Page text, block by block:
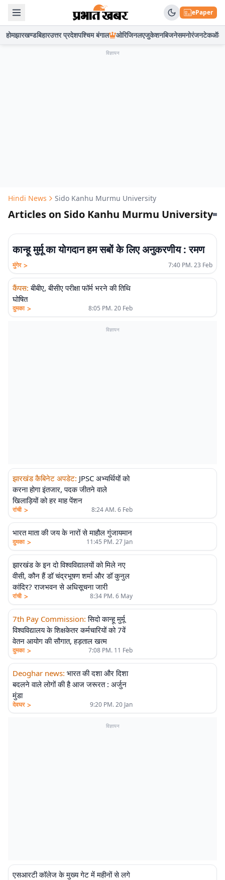
ePaper
होमझारखण्डबिहारउत्तर प्रदेशपश्चिम बंगाल ओरिजिनलएजुकेशनबिजनेसमनोरंजनटेकऑटो
विज्ञापन
Hindi News Sido Kanhu Murmu University
Articles on Sido Kanhu Murmu University
कान्हू मुर्मू का योगदान हम सबों के लिए अनुकरणीय : रमण
मुंगेर > 7:40 PM. 23 Feb
कैंपस: बीबीए, बीसीए परीक्षा फॉर्म भरने की तिथि
घोषित
दुमका > 8:05 PM. 20 Feb
विज्ञापन
झारखंड कैबिनेट अपडेट: JPSC अभ्यर्थियों को
करना होगा इंतजार, पदक जीतने वाले
खिलाड़ियों को हर माह पेंशन
रांची > 8:24 AM. 6 Feb
भारत माता की जय के नारों से माहौल गुंजायमान
दुमका > 11:45 PM. 27 Jan
झारखंड के इन दो विश्वविद्यालयों को मिले नए
वीसी, कौन हैं डॉ चंद्रभूषण शर्मा और डॉ कुनुल
कांदिर? राजभवन से अधिसूचना जारी
रांची > 8:34 PM. 6 May
7th Pay Commission: सिदो कान्हू मुर्मू
विश्वविद्यालय के शिक्षकेतर कर्मचारियों को 7वें
वेतन आयोग की सौगात, हड़ताल खत्म
दुमका > 7:08 PM. 11 Feb
Deoghar news: भारत की दशा और दिशा
बदलने वाले लोगों की है आज जरूरत : अर्जुन
मुंडा
देवघर > 9:20 PM. 20 Jan
विज्ञापन
एसआरटी कॉलेज के मुख्य गेट में महीनों से लगे